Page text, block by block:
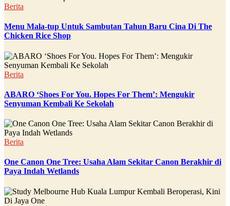
Berita
Menu Mala-tup Untuk Sambutan Tahun Baru Cina Di The
Chicken Rice Shop
Berita
ABARO ‘Shoes For You. Hopes For Them’: Mengukir
Senyuman Kembali Ke Sekolah
Berita
One Canon One Tree: Usaha Alam Sekitar Canon Berakhir di
Paya Indah Wetlands